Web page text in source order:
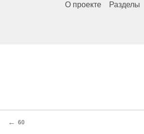
О проекте Разделы
← 60